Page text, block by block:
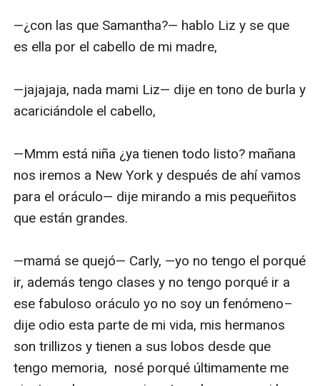
—¿con las que Samantha?— hablo Liz y se que
es ella por el cabello de mi madre,
—jajajaja, nada mami Liz— dije en tono de burla y
acariciándole el cabello,
—Mmm está niña ¿ya tienen todo listo? mañana
nos iremos a New York y después de ahí vamos
para el oráculo— dije mirando a mis pequeñitos
que están grandes.
—mamá se quejó— Carly, —yo no tengo el porqué
ir, además tengo clases y no tengo porqué ir a
ese fabuloso oráculo yo no soy un fenómeno–
dije odio esta parte de mi vida, mis hermanos
son trillizos y tienen a sus lobos desde que
tengo memoria,  nosé porqué últimamente me